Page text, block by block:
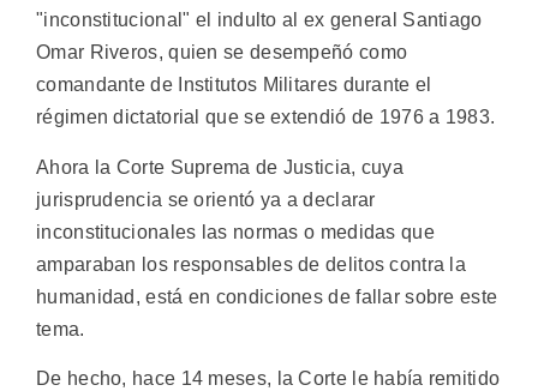
"inconstitucional" el indulto al ex general Santiago
Omar Riveros, quien se desempeñó como
comandante de Institutos Militares durante el
régimen dictatorial que se extendió de 1976 a 1983.
Ahora la Corte Suprema de Justicia, cuya
jurisprudencia se orientó ya a declarar
inconstitucionales las normas o medidas que
amparaban los responsables de delitos contra la
humanidad, está en condiciones de fallar sobre este
tema.
De hecho, hace 14 meses, la Corte le había remitido